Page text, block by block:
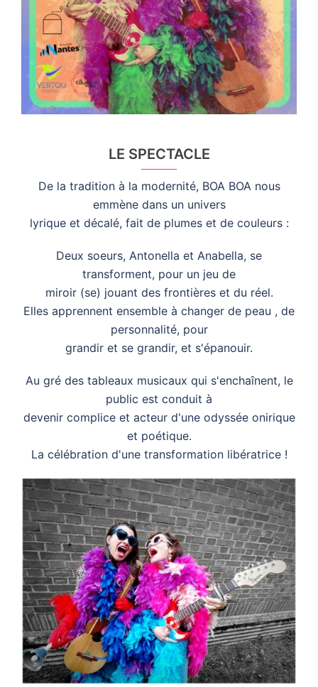
LE SPECTACLE
De la tradition à la modernité, BOA BOA nous
emmène dans un univers
lyrique et décalé, fait de plumes et de couleurs :
Deux soeurs, Antonella et Anabella, se
transforment, pour un jeu de
miroir (se) jouant des frontières et du réel.
Elles apprennent ensemble à changer de peau , de
personnalité, pour
grandir et se grandir, et s'épanouir.
Au gré des tableaux musicaux qui s'enchaînent, le
public est conduit à
devenir complice et acteur d'une odyssée onirique
et poétique.
La célébration d'une transformation libératrice !